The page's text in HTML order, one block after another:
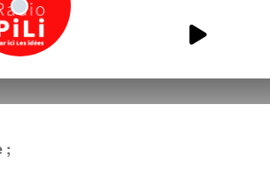
JM-News-le-concours-
deloquence.mp3
;